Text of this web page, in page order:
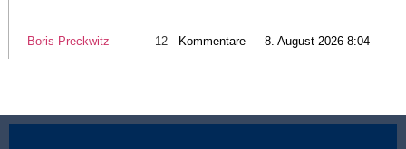
Boris Preckwitz 12 Kommentare — 8. August 2026 8:04